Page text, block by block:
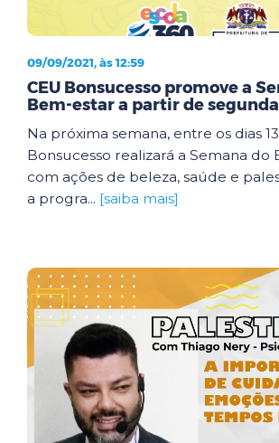
09/09/2021, às 12:59
CEU Bonsucesso promove a
Bem-estar a partir de
Na próxima semana, entre os dias 13
Bonsucesso realizará a Semana do
com ações de beleza, saúde e
a progra... [saiba mais]